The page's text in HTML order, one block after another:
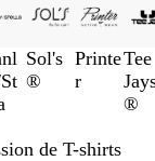
Sol's
®
Printe
r
Tee
®
de T-shirts